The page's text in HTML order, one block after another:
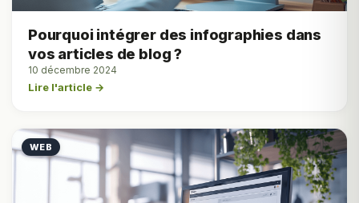
Pourquoi intégrer des infographies dans
vos articles de blog ?
10 décembre 2024
Lire l'article →
WEB